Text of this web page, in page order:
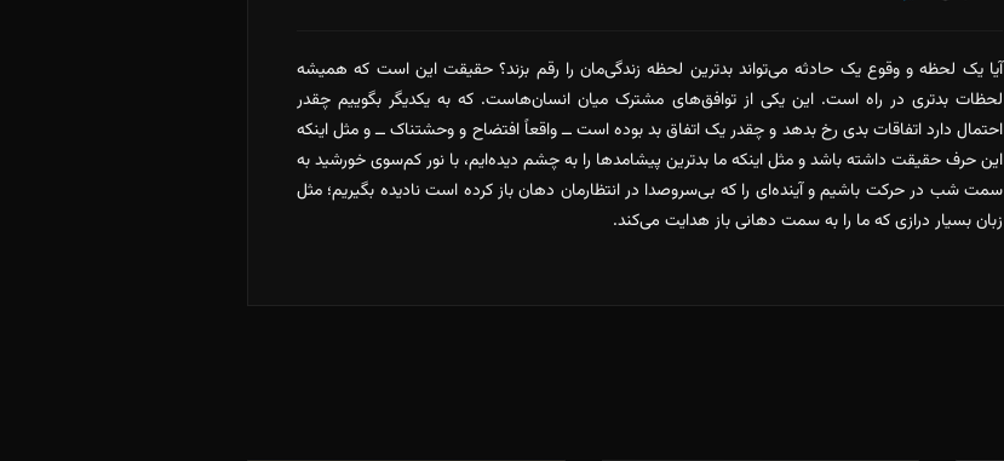
آیا یک لحظه و وقوع یک حادثه می‌تواند بدترین لحظه‌ زندگی‌مان را رقم بزند؟ حقیقت این است که همیشه
لحظات بدتری در راه است. این یکی از توافق‌های مشترک میان انسان‌هاست. که به یکدیگر بگوییم چقدر
احتمال دارد اتفاقات بدی رخ بدهد و چقدر یک اتفاق بد بوده است ــ واقعاً افتضاح و وحشتناک ــ و مثل اینکه
این حرف حقیقت داشته باشد و مثل اینکه ما بدترین پیشامدها را به چشم دیده‌ایم، با نور کم‌سوی خورشید به
سمت شب در حرکت باشیم و آینده‌ای را که بی‌سروصدا در انتظارمان دهان باز کرده است نادیده بگیریم؛ مثل
زبان بسیار درازی که ما را به سمت دهانی باز هدایت می‌کند.